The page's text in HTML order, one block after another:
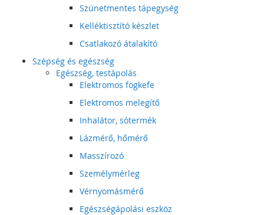
Szünetmentes tápegység
Kelléktisztító készlet
Csatlakozó átalakító
Szépség és egészség
Egészség, testápolás
Elektromos fogkefe
Elektromos melegítő
Inhalátor, sótermék
Lázmérő, hőmérő
Masszírozó
Személymérleg
Vérnyomásmérő
Egészségápolási eszköz